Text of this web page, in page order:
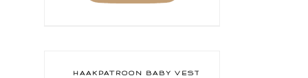
HAAKPATROON BABY VESTJE